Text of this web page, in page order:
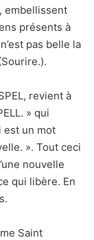
embellissent
présents à
pas belle la
revient à
» qui
est un mot
». Tout ceci
nouvelle
qui libère. En
Saint